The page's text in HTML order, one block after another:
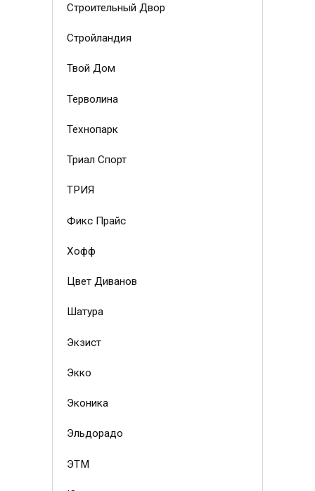
Строительный Двор
Стройландия
Твой Дом
Терволина
Технопарк
Триал Спорт
ТРИЯ
Фикс Прайс
Хофф
Цвет Диванов
Шатура
Экзист
Экко
Эконика
Эльдорадо
ЭТМ